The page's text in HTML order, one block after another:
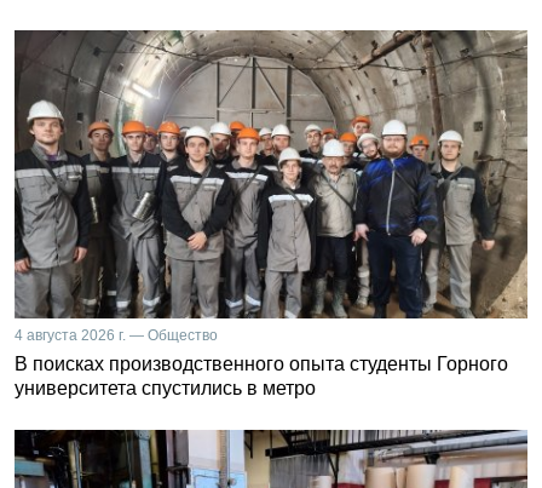
4 августа 2026 г. — Общество
В поисках производственного опыта студенты Горного
университета спустились в метро